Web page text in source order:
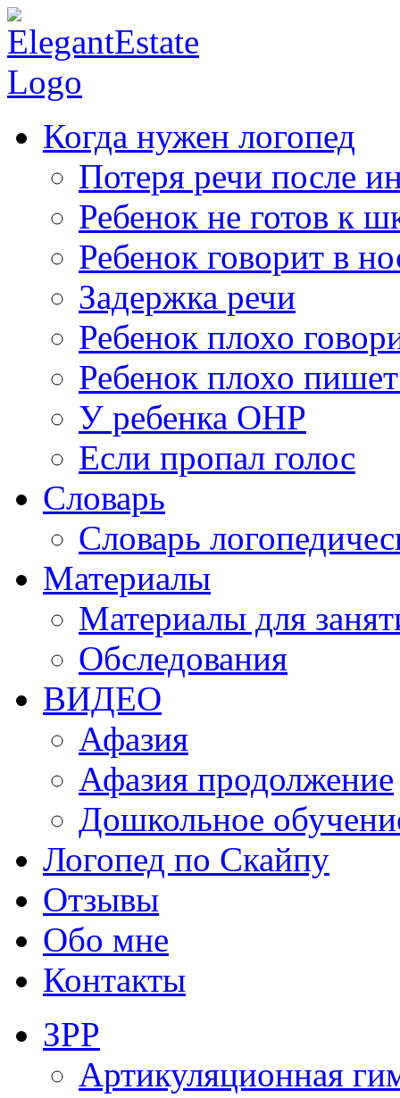
Когда нужен логопед
Потеря речи после
Ребенок не готов к
Ребенок говорит в
Задержка речи
Ребенок плохо
Ребенок плохо
У ребенка ОНР
Если пропал голос
Словарь
Словарь
Материалы
Материалы для
Обследования
ВИДЕО
Афазия
Афазия продолжение
Дошкольное
Логопед по Скайпу
Отзывы
Обо мне
Контакты
ЗРР
Артикуляционная